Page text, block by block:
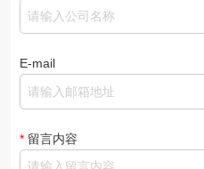
E-mail
* 留言内容